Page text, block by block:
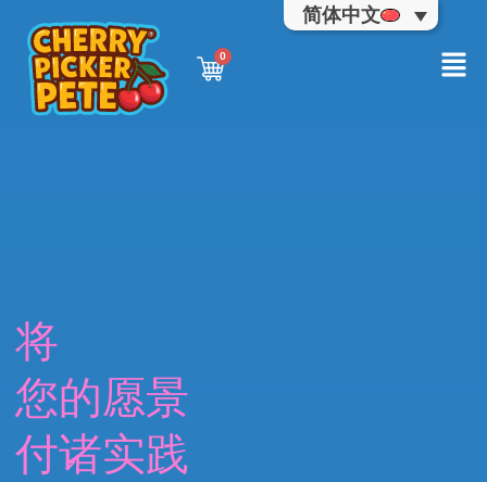
简体中文
将
您的愿景
付诸实践